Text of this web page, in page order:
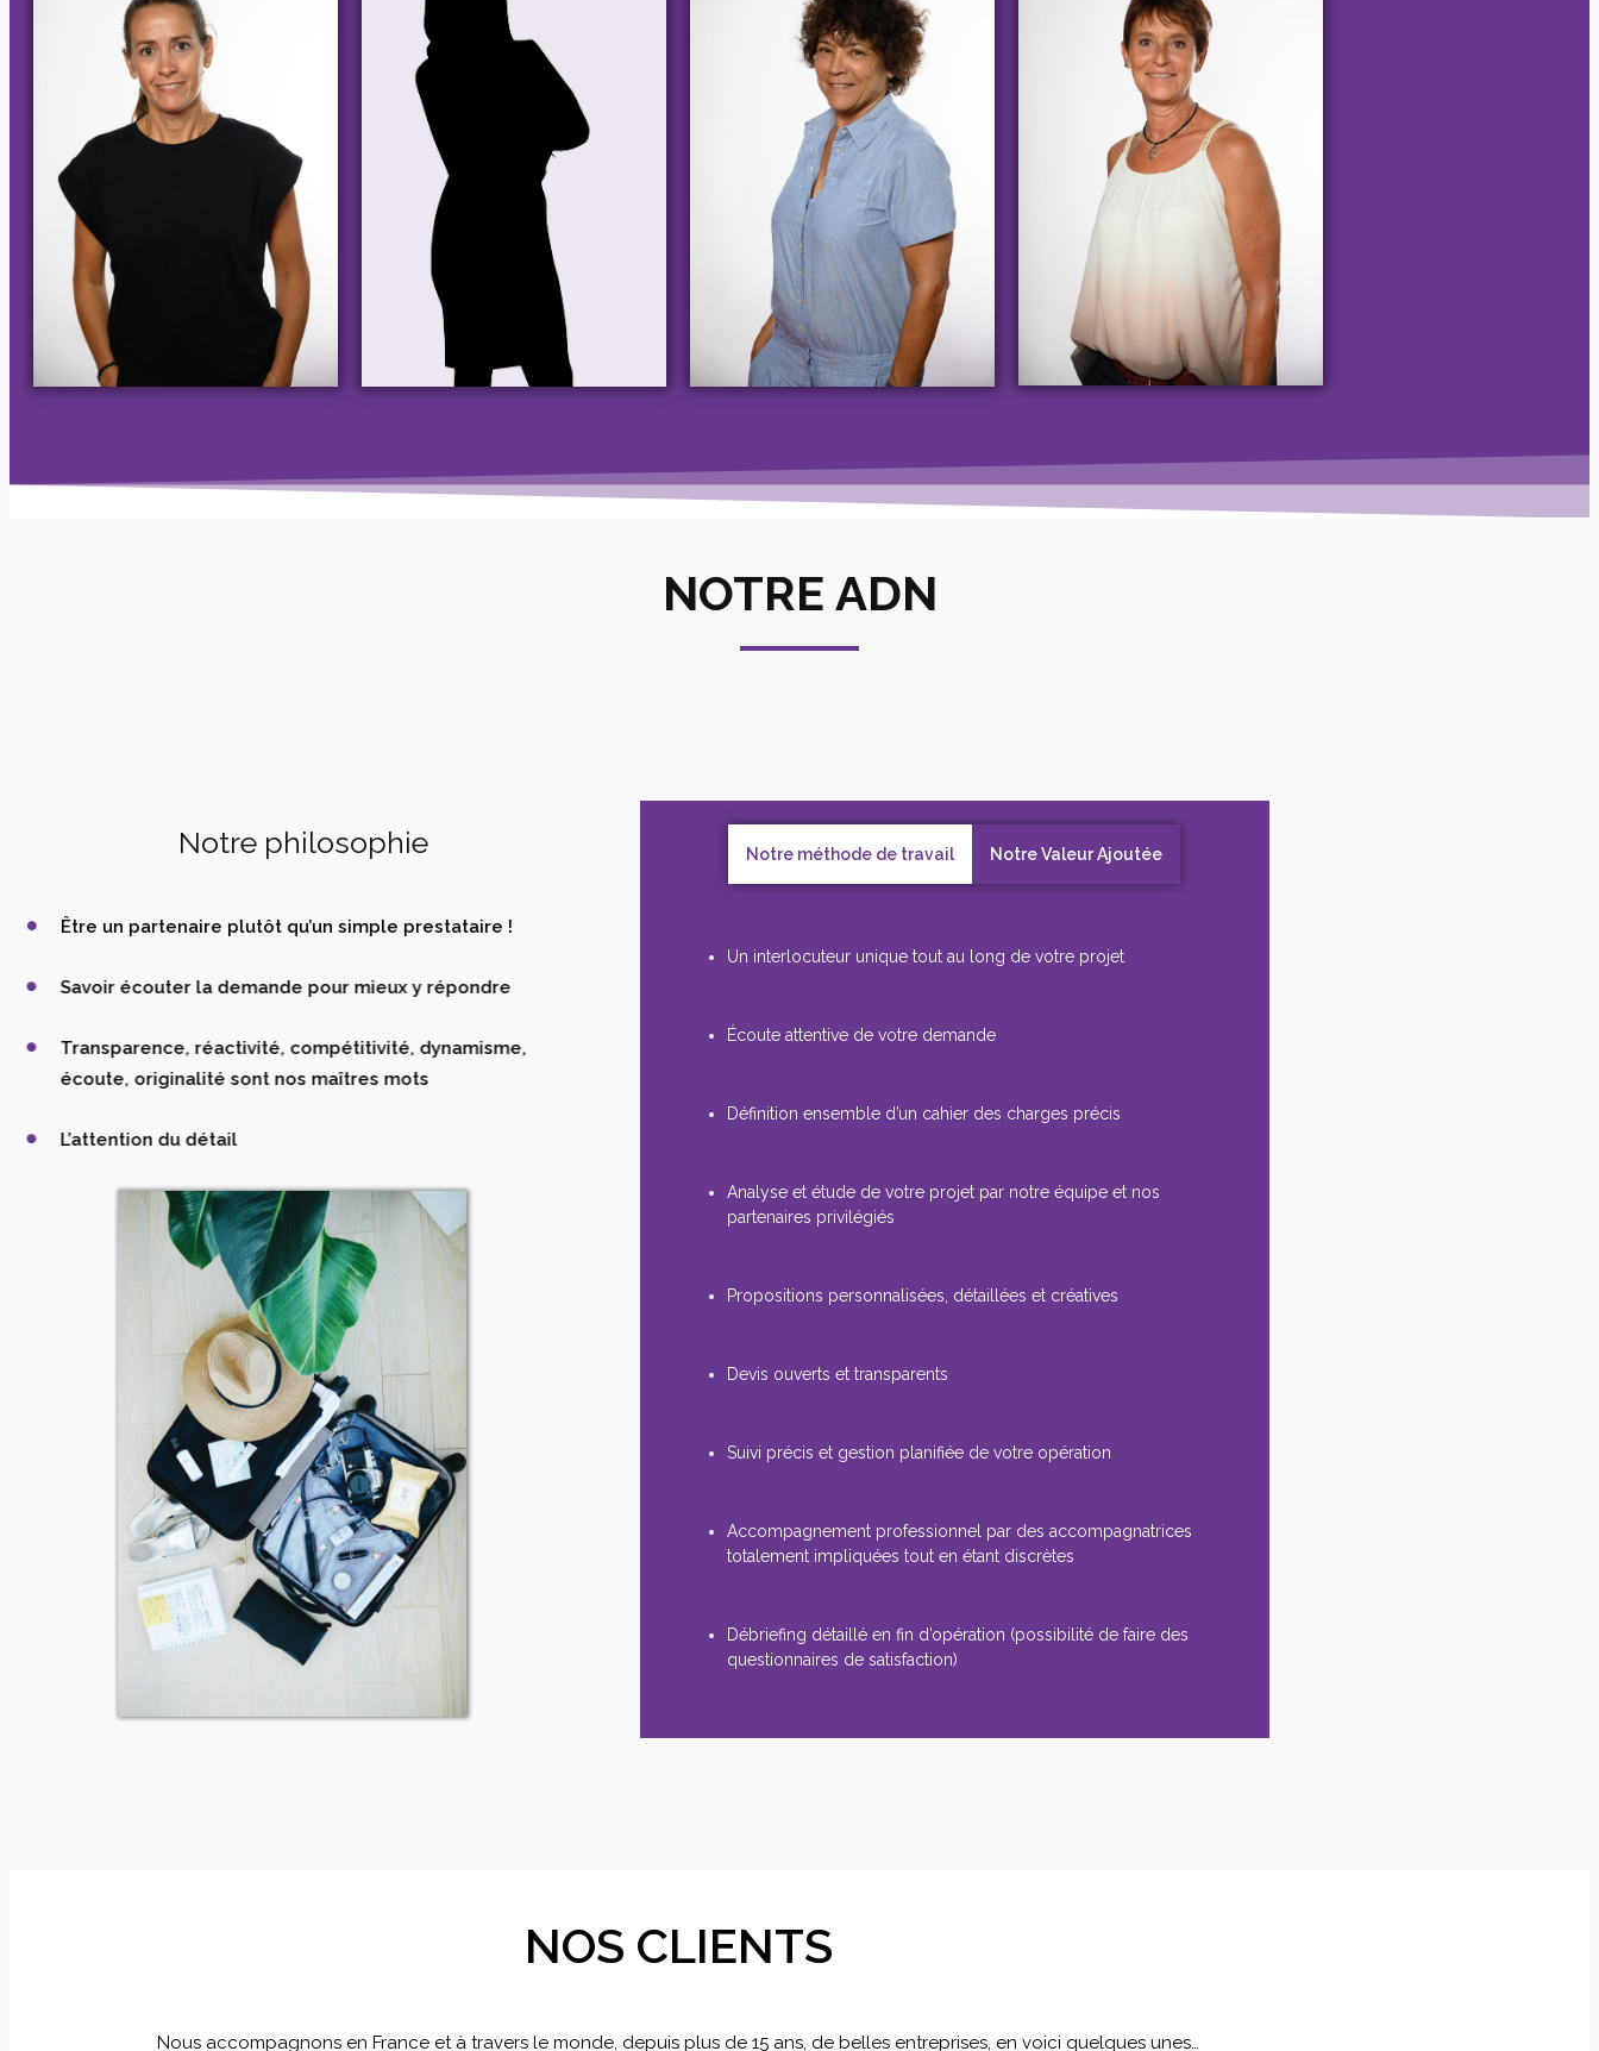
NOTRE ADN
Notre philosophie
Être un partenaire plutôt qu’un simple prestataire !
Savoir écouter la demande pour mieux y répondre
Transparence, réactivité, compétitivité, dynamisme,
écoute, originalité sont nos maîtres mots
L’attention du détail
Notre méthode de travail Notre Valeur Ajoutée
Un interlocuteur unique tout au long de votre projet
Écoute attentive de votre demande
Définition ensemble d’un cahier des charges précis
Analyse et étude de votre projet par notre équipe et nos
partenaires privilégiés
Propositions personnalisées, détaillées et créatives
Devis ouverts et transparents
Suivi précis et gestion planifiée de votre opération
Accompagnement professionnel par des accompagnatrices
totalement impliquées tout en étant discrètes
Débriefing détaillé en fin d’opération (possibilité de faire des
questionnaires de satisfaction)
NOS CLIENTS
Nous accompagnons en France et à travers le monde, depuis plus de 15 ans, de belles entreprises, en voici quelques unes…